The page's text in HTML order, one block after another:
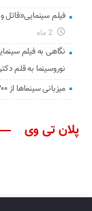
فیلم
2 ماه
نگاهی به فیلم
نوروسینما به قلم
میزبانی سینماها از ۳۰۰ هزار مخاطب در هفته گذشته
پلان تی وی